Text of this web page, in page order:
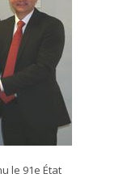
le 91e État